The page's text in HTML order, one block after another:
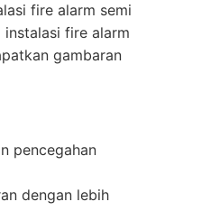
fire alarm semi
fire alarm
gambaran
pencegahan
dengan lebih